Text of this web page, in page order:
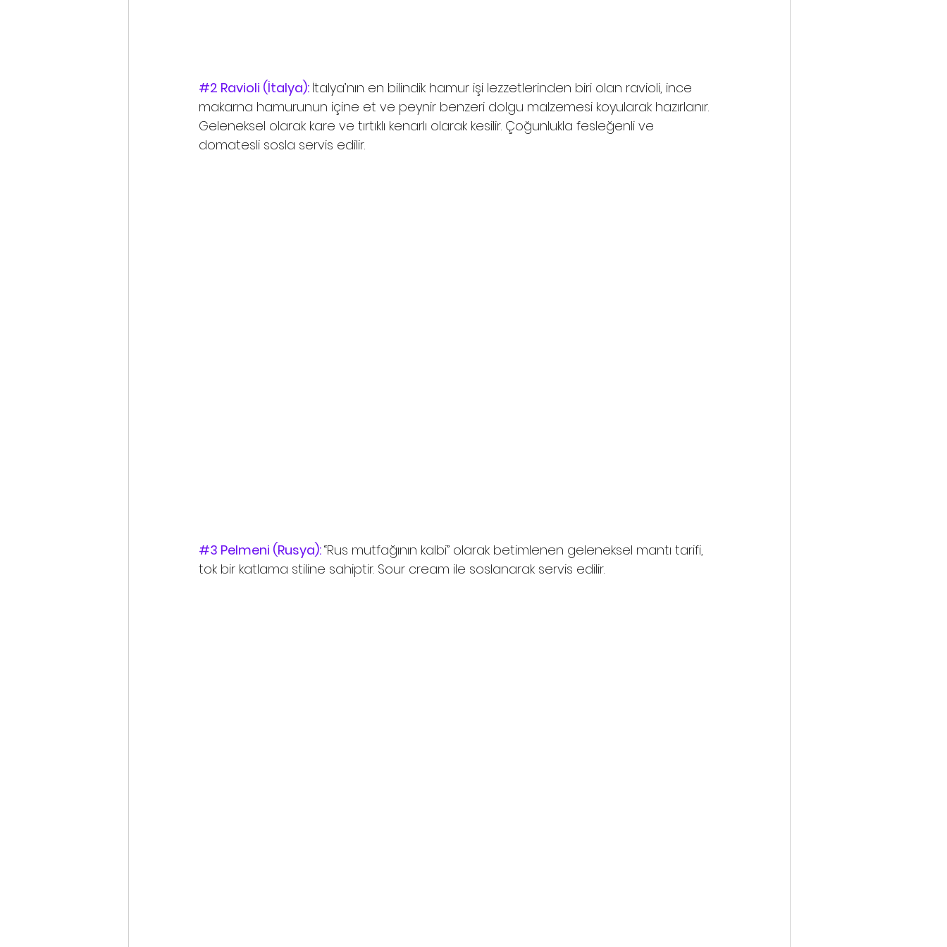
#2 Ravioli (İtalya): İtalya’nın en bilindik hamur işi lezzetlerinden biri olan ravioli, ince
makarna hamurunun içine et ve peynir benzeri dolgu malzemesi koyularak hazırlanır.
Geleneksel olarak kare ve tırtıklı kenarlı olarak kesilir. Çoğunlukla fesleğenli ve
domatesli sosla servis edilir.
#3 Pelmeni (Rusya): “Rus mutfağının kalbi” olarak betimlenen geleneksel mantı tarifi,
tok bir katlama stiline sahiptir. Sour cream ile soslanarak servis edilir.